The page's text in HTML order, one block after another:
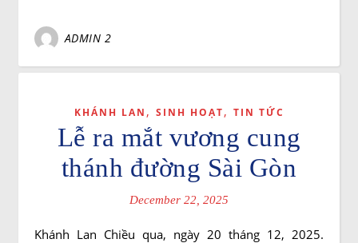
ADMIN 2
KHÁNH LAN , SINH HOẠT, TIN TỨC
Lễ ra mắt vương cung
thánh đường Sài Gòn
December 22, 2025
Khánh Lan Chiều qua, ngày 20 tháng 12, 2025.